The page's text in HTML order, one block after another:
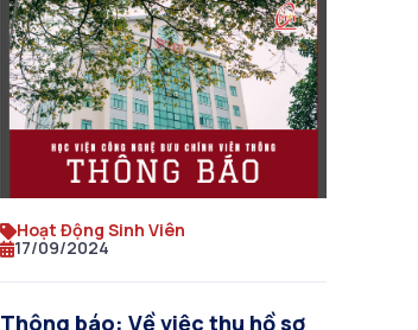
Hoạt Động Sinh Viên
17/09/2024
Thông báo: Về việc thu hồ sơ